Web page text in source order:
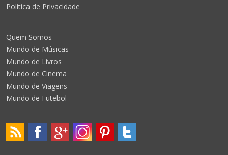
Política de Privacidade
Quem Somos
Mundo de Músicas
Mundo de Livros
Mundo de Cinema
Mundo de Viagens
Mundo de Futebol